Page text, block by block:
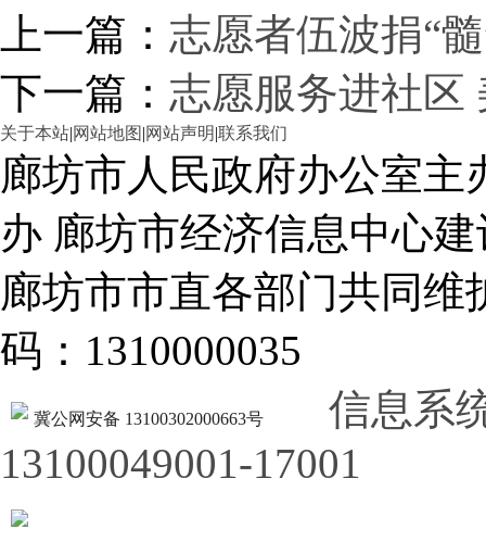
上一篇： 志愿者伍波捐“
下一篇： 志愿服务进社区
关于本站|网站地图 |网站声明|联系我们
廊坊市人民政府办公室
办 廊坊市经济信息中心建
廊坊市市直各部门共同
码：1310000035
冀公网安备 13100302000663号
信息系
13100049001-17001